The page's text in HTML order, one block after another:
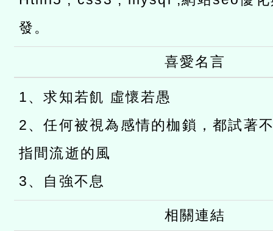
發。
喜愛名言
1、求知若飢 虛懷若愚
2、任何被視為感情的枷鎖，都試著
指間流逝的風
3、自強不息
相關連結